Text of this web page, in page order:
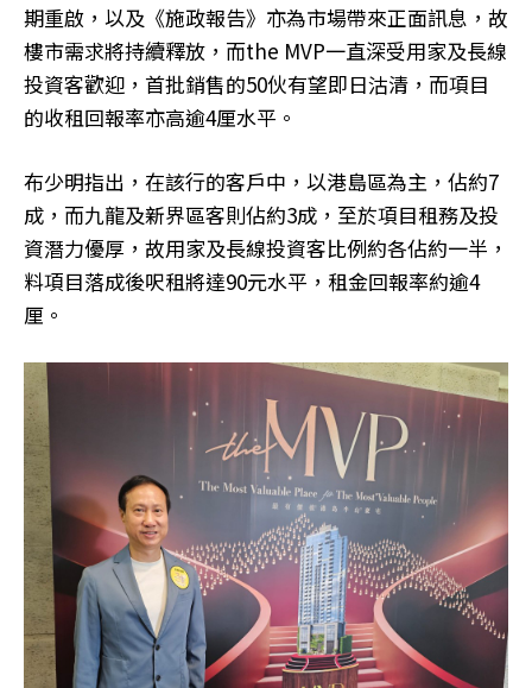
期重啟，以及《施政報告》亦為市場帶來正面訊息，故
樓市需求將持續釋放，而the MVP一直深受用家及長線
投資客歡迎，首批銷售的50伙有望即日沽清，而項目
的收租回報率亦高逾4厘水平。
布少明指出，在該行的客戶中，以港島區為主，佔約7
成，而九龍及新界區客則佔約3成，至於項目租務及投
資潛力優厚，故用家及長線投資客比例約各佔約一半，
料項目落成後呎租將達90元水平，租金回報率約逾4
厘。